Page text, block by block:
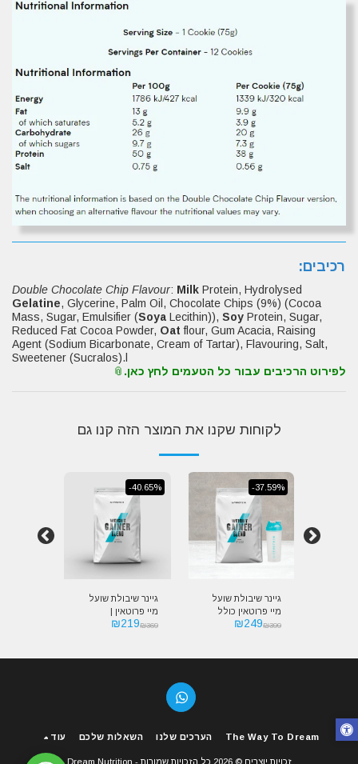
רכיבים:
Double Chocolate Chip Flavour: Milk Protein, Hydrolysed
Gelatine, Glycerine, Palm Oil, Chocolate Chips (9%) (Cocoa
Mass, Sugar, Emulsifier (Soya Lecithin)), Soy Protein, Sugar,
Reduced Fat Cocoa Powder, Oat flour, Gum Acacia, Raising
Agent (Sodium Bicarbonate, Cream of Tartar), Flavouring, Salt,
Sweetener (Sucralos).l
לפירוט הרכיבים עבור כל הטעמים לחץ כאן.
לקוחות שקנו את המוצר הזה קנו גם
-37.59%
גיינר שיבולת שועל
מיי פרוטאין כולל
שייקר | MyProtein
₪399
₪249
-40.65%
גיינר שיבולת שועל
מיי פרוטאין |
MyProtein Weight
₪369
₪219
The Way To Dream הערכים שלנו השאלות שלכם עוד
זכויות יוצרים © 2026 כל הזכויות שמורות - Dream Nutrition